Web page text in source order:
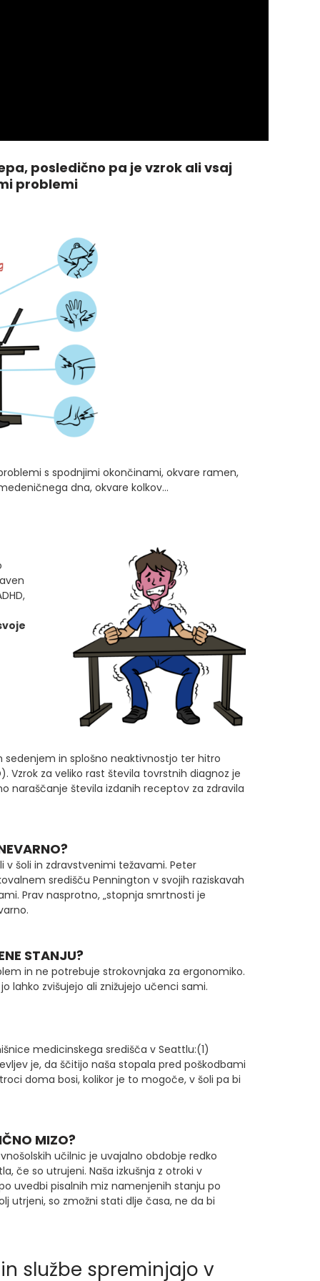
posledično pa je vzrok ali vsaj
problemi
s spodnjimi okončinami, okvare ramen,
dna, okvare kolkov…
sedenjem in splošno neaktivnostjo ter hitro
Vzrok za veliko rast števila tovrstnih diagnoz je
naraščanje števila izdanih receptov za zdravila
šoli in zdravstvenimi težavami. Peter
središču Pennington v svojih raziskavah
Prav nasprotno, „stopnja smrtnosti je
STANJU?
in ne potrebuje strokovnjaka za ergonomiko.
lahko zvišujejo ali znižujejo učenci sami.
medicinskega središča v Seattlu:(1)
je, da ščitijo naša stopala pred poškodbami
doma bosi, kolikor je to mogoče, v šoli pa bi
MIZO?
učilnic je uvajalno obdobje redko
če so utrujeni. Naša izkušnja z otroki v
uvedbi pisalnih miz namenjenih stanju po
utrjeni, so zmožni stati dlje časa, ne da bi
službe spreminjajo v